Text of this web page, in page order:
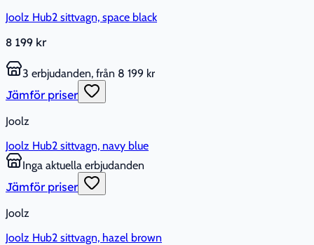
Joolz Hub2 sittvagn, space black
8 199 kr
3 erbjudanden, från 8 199 kr
Jämför priser
Joolz
Joolz Hub2 sittvagn, navy blue
Inga aktuella erbjudanden
Jämför priser
Joolz
Joolz Hub2 sittvagn, hazel brown